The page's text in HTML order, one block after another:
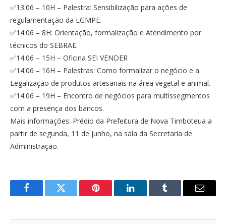
✅13.06 – 10H – Palestra: Sensibilização para ações de
regulamentação da LGMPE.
✅14.06 – 8H: Orientação, formalização e Atendimento por
técnicos do SEBRAE.
✅14.06 – 15H – Oficina SEI VENDER
✅14.06 – 16H – Palestras: Como formalizar o negócio e a
Legalização de produtos artesanais na área vegetal e animal.
✅14.06 – 19H – Encontro de negócios para multissegmentos
com a presença dos bancos.
Mais informações: Prédio da Prefeitura de Nova Timboteua a
partir de segunda, 11 de junho, na sala da Secretaria de
Administração.
FacebookTwitter Pinterest LinkedInTumblr
E-